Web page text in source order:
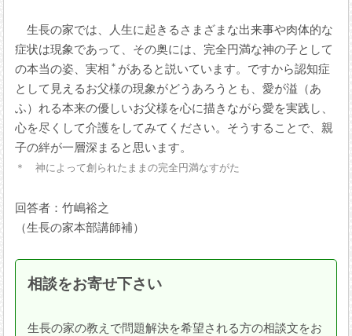
生長の家では、人生に起きるさまざまな出来事や肉体的な
症状は現象であって、その奥には、完全円満な神の子として
の本当の姿、実相 ＊ があると説いています。ですから認知症
として見えるお父様の現象がどうあろうとも、愛が溢（あ
ふ）れる本来の優しいお父様を心に描きながら愛を実践し、
心を尽くして介護をしてみてください。そうすることで、親
子の絆が一層深まると思います。
＊ 神によって創られたままの完全円満なすがた
回答者：竹嶋裕之
（生長の家本部講師補）
相談をお寄せ下さい
生長の家の教えで問題解決を希望される方の相談文をお